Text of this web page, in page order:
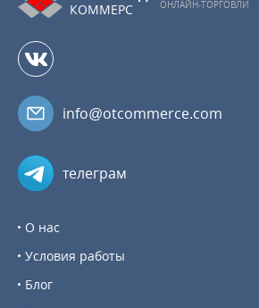
КОММЕРС
ОНЛАЙН-ТОРГОВЛИ
info@otcommerce.com
телеграм
О нас
Блог
Условия работы